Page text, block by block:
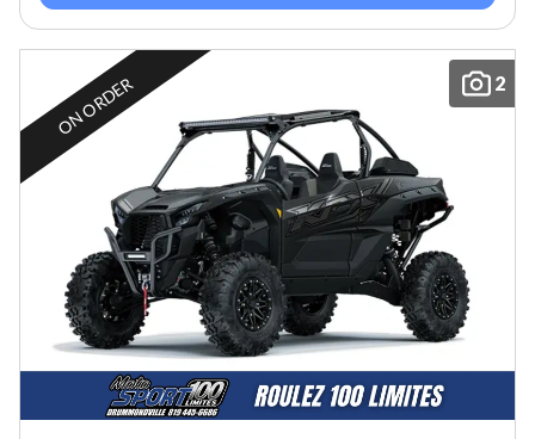
2
ON ORDER